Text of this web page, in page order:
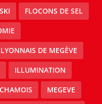
FLOCONS DE SEL
DE MEGÈVE
ILLUMINATION
MEGEVE